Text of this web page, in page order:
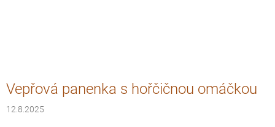
Vepřová panenka s hořčičnou omáčkou
12.8.2025